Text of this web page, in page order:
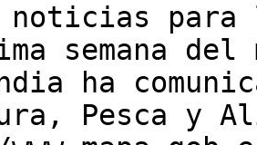
noticias
semana
ha
Pesca y